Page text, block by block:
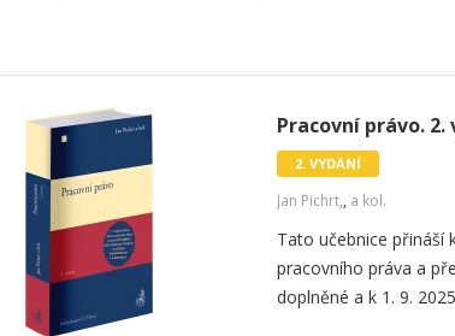
Pracovní právo. 2.
2. VYDÁNÍ
Jan Pichrt,, a kol.
Tato učebnice přináší
pracovního práva a
doplněné a k 1. 9.